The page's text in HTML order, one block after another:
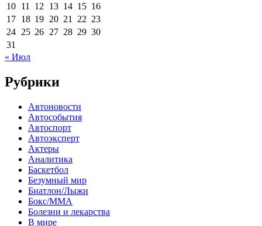
10 11 12 13 14 15 16
17 18 19 20 21 22 23
24 25 26 27 28 29 30
31
« Июл
Рубрики
Автоновости
Автособытия
Автоспорт
Автоэксперт
Актеры
Аналитика
Баскетбол
Безумный мир
Биатлон/Лыжи
Бокс/MMA
Болезни и лекарства
В мире